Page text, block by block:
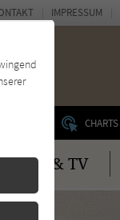
CHARTS
Kino & TV
IMPRESSUM